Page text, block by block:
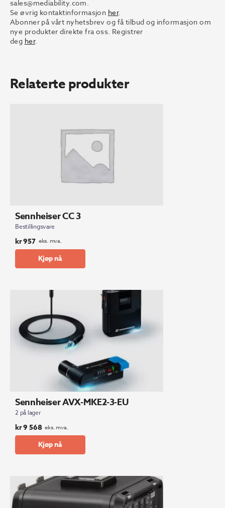
sales@mediability.com.
Se øvrig kontaktinformasjon her.
Abonner på vårt nyhetsbrev og få tilbud og informasjon om
nye produkter direkte fra oss. Registrer
deg her.
Relaterte produkter
Sennheiser CC 3
Bestillingsvare
kr957 eks. mva.
Kjøp nå
Sennheiser AVX-MKE2-3-EU
2 på lager
kr9 568 eks. mva.
Kjøp nå